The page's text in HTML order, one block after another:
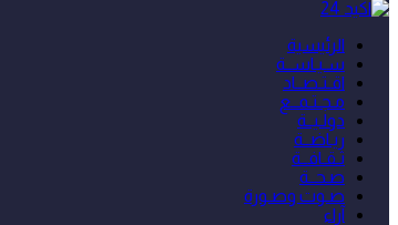
الرئيسية
سـيـاســة
اقـتـصــاد
مـجـتـمــع
دولـيــة
ريـاضــة
ثـقـافــة
صـحــة
صـوت وصـورة
آراء